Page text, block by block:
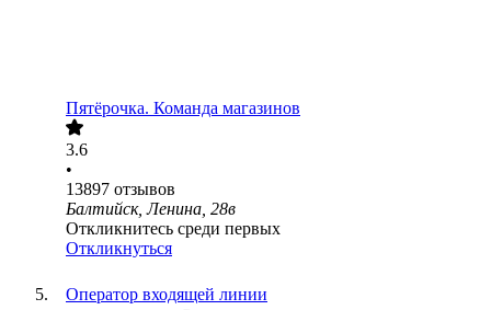
Пятёрочка. Команда магазинов
3.6
•
13897 отзывов
Балтийск, Ленина, 28в
Откликнитесь среди первых
Откликнуться
Оператор входящей линии